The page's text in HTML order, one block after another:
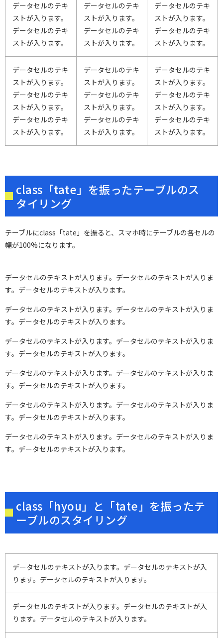
データセルのテキ
ストが入ります。
データセルのテキ
ストが入ります。
データセルのテキ
ストが入ります。
データセルのテキ
ストが入ります。
データセルのテキ
ストが入ります。
データセルのテキ
ストが入ります。
データセルのテキ
ストが入ります。
データセルのテキ
ストが入ります。
データセルのテキ
ストが入ります。
データセルのテキ
ストが入ります。
データセルのテキ
ストが入ります。
データセルのテキ
ストが入ります。
データセルのテキ
ストが入ります。
データセルのテキ
ストが入ります。
データセルのテキ
ストが入ります。
class「tate」を振ったテーブルのス
タイリング
テーブルにclass「tate」を振ると、スマホ時にテーブルの各セルの
幅が100%になります。
データセルのテキストが入ります。データセルのテキストが入りま
す。データセルのテキストが入ります。
データセルのテキストが入ります。データセルのテキストが入りま
す。データセルのテキストが入ります。
データセルのテキストが入ります。データセルのテキストが入りま
す。データセルのテキストが入ります。
データセルのテキストが入ります。データセルのテキストが入りま
す。データセルのテキストが入ります。
データセルのテキストが入ります。データセルのテキストが入りま
す。データセルのテキストが入ります。
データセルのテキストが入ります。データセルのテキストが入りま
す。データセルのテキストが入ります。
class「hyou」と「tate」を振ったテ
ーブルのスタイリング
データセルのテキストが入ります。データセルのテキストが入
ります。データセルのテキストが入ります。
データセルのテキストが入ります。データセルのテキストが入
ります。データセルのテキストが入ります。